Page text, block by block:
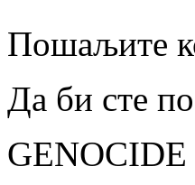
Пошаљите
Да би сте